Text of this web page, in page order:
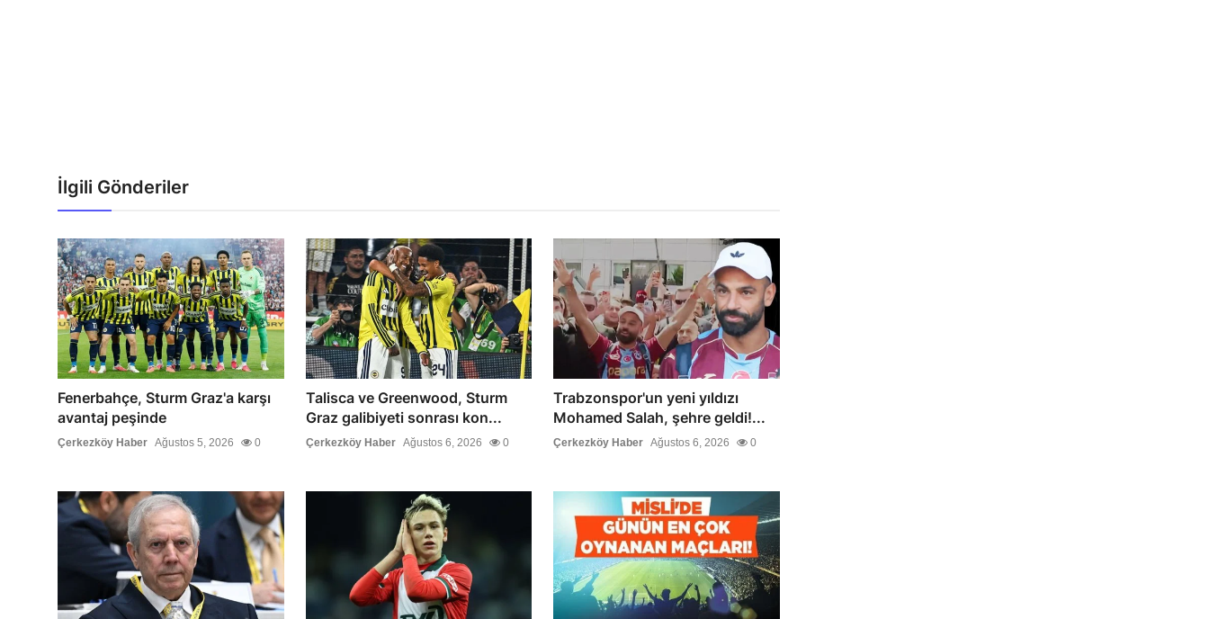
İlgili Gönderiler
Fenerbahçe, Sturm Graz'a karşı
avantaj peşinde
Çerkezköy Haber Ağustos 5, 2026 0
Talisca ve Greenwood, Sturm
Graz galibiyeti sonrası kon...
Çerkezköy Haber Ağustos 6, 2026 0
Trabzonspor'un yeni yıldızı
Mohamed Salah, şehre geldi!...
Çerkezköy Haber Ağustos 6, 2026 0